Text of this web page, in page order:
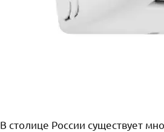
В столице России существует